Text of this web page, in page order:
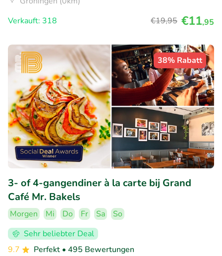
Verkauft: 318
€19,95 €11,95
38% Rabatt
3- of 4-gangendiner à la carte bij Grand
Café Mr. Bakels
Morgen Mi Do Fr Sa
So
Sehr beliebter Deal
9.7
Perfekt • 495 Bewertungen